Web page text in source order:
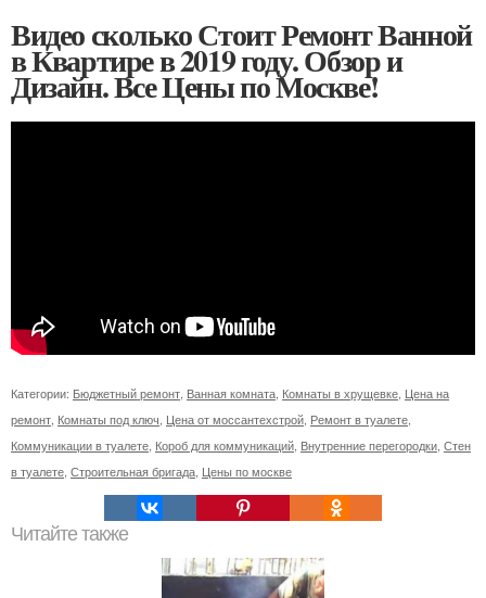
Видео сколько Стоит Ремонт Ванной
в Квартире в 2019 году. Обзор и
Дизайн. Все Цены по Москве!
Категории: Бюджетный ремонт Ванная комната Комнаты в хрущевке Цена на
ремонт Комнаты под ключ Цена от моссантехстрой Ремонт в туалете
Коммуникации в туалете Короб для коммуникаций Внутренние перегородки Стен
в туалете Строительная бригада Цены по москве
Читайте также